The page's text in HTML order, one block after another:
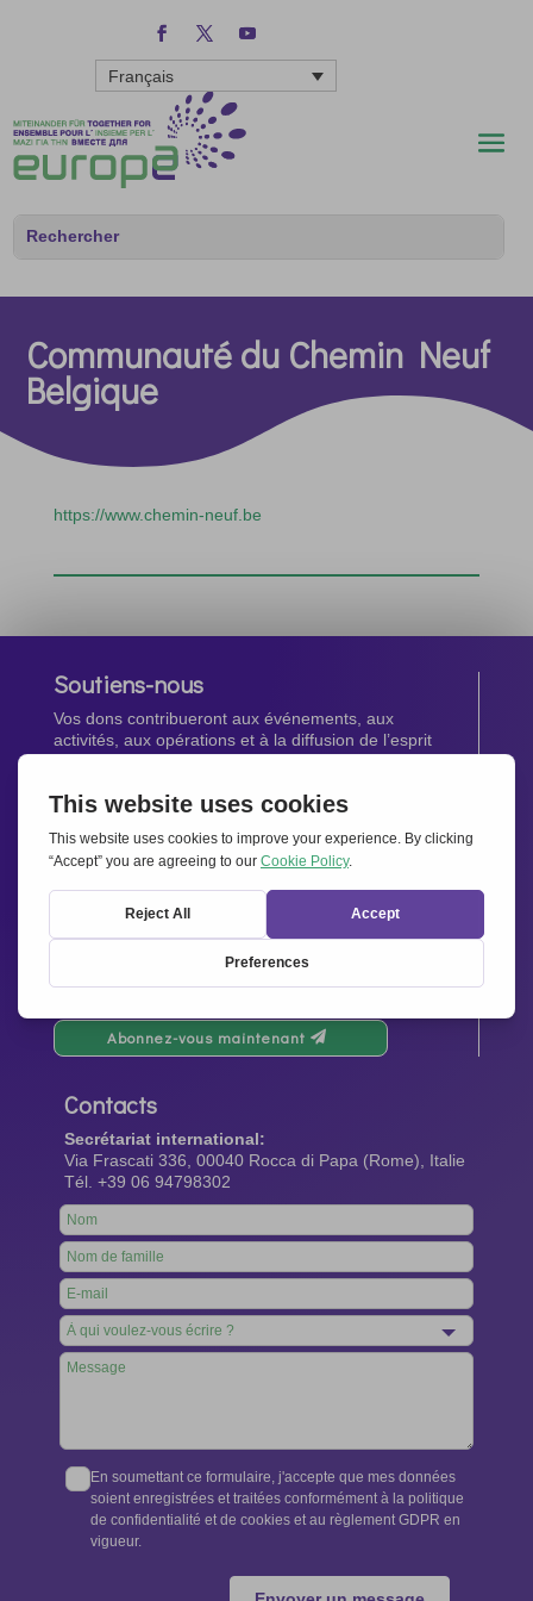
Français
Communauté du Chemin Neuf
Belgique
https://www.chemin-neuf.be
Soutiens-nous
Vos dons contribueront aux événements, aux
activités, aux opérations et à la diffusion de l’esprit
Newsletter
Abonnez-vous maintenant
Contacts
Secrétariat international:
Via Frascati 336, 00040 Rocca di Papa (Rome), Italie
Tél. +39 06 94798302
Leave
this
field
blank
En soumettant ce formulaire, j'accepte que mes données
soient enregistrées et traitées conformément à la politique
de confidentialité et de cookies et au règlement GDPR en
vigueur.